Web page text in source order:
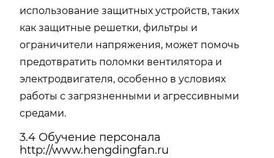
использование защитных устройств, таких
как защитные решетки, фильтры и
ограничители напряжения, может помочь
предотвратить поломки вентилятора и
электродвигателя, особенно в условиях
работы с загрязненными и агрессивными
средами.
3.4 Обучение персонала
http://www.hengdingfan.ru